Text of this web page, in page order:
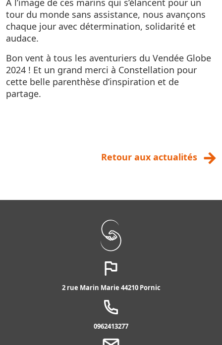
À l’image de ces marins qui s’élancent pour un
tour du monde sans assistance, nous avançons
chaque jour avec détermination, solidarité et
audace.
Bon vent à tous les aventuriers du Vendée Globe
2024 ! Et un grand merci à Constellation pour
cette belle parenthèse d’inspiration et de
partage.
Retour aux actualités
2 rue Marin Marie 44210 Pornic
0962413277